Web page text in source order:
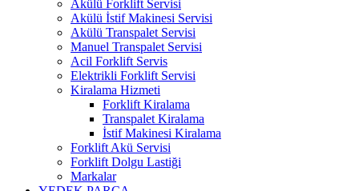
Akülü Forklift Servisi
Akülü İstif Makinesi Servisi
Akülü Transpalet Servisi
Manuel Transpalet Servisi
Acil Forklift Servis
Elektrikli Forklift Servisi
Kiralama Hizmeti
Forklift Kiralama
Transpalet Kiralama
İstif Makinesi Kiralama
Forklift Akü Servisi
Forklift Dolgu Lastiği
Markalar